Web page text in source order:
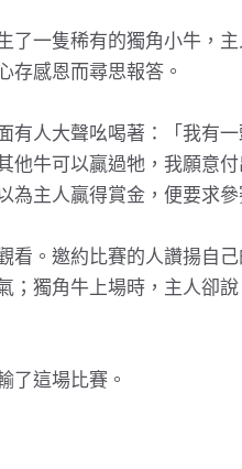
了一隻稀有的獨角小牛，
存感恩而尋思報答。
有人大聲吆喝著：「我有
他牛可以贏過牠，我願意
為主人贏得賞金，便要求參
看。邀約比賽的人讚揚自
；獨角牛上場時，主人卻
了這場比賽。